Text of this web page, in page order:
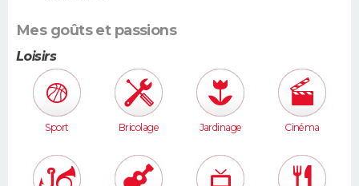
Mes goûts et passions
Loisirs
Sport Bricolage Jardinage Cinéma